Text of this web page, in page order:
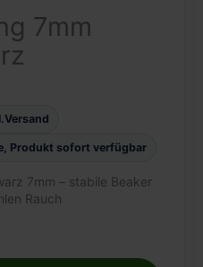
7mm
ist:
€69,99.
Versand
Produkt sofort verfügbar
7mm – stabile Beaker
Rauch